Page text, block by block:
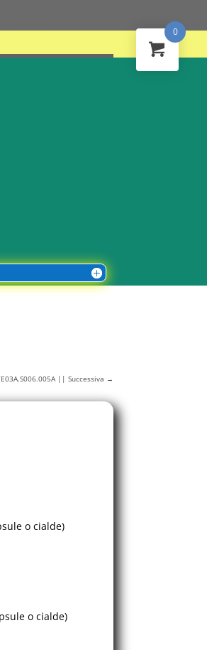
|| Successiva →
o cialde)
o cialde)
0